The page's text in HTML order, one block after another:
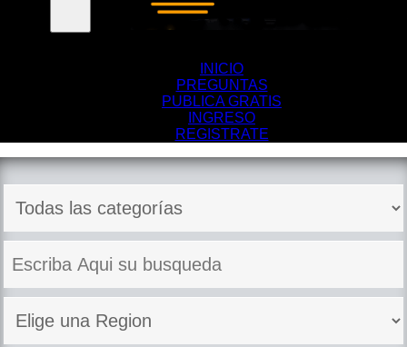
INICIO
PREGUNTAS
PUBLICA GRATIS
INGRESO
REGISTRATE